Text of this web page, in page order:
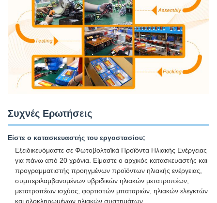
Συχνές Ερωτήσεις
Είστε ο κατασκευαστής του εργοστασίου;
Εξειδικευόμαστε σε Φωτοβολταϊκά Προϊόντα Ηλιακής Ενέργειας
για πάνω από 20 χρόνια. Είμαστε ο αρχικός κατασκευαστής και
προγραμματιστής προηγμένων προϊόντων ηλιακής ενέργειας,
συμπεριλαμβανομένων υβριδικών ηλιακών μετατροπέων,
μετατροπέων ισχύος, φορτιστών μπαταριών, ηλιακών ελεγκτών
και ολοκληρωμένων ηλιακών συστημάτων.